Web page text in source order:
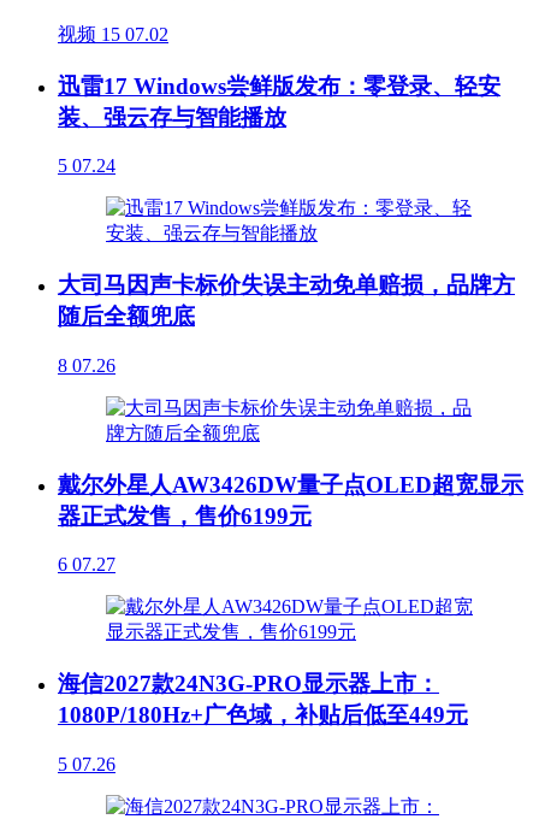
视频 15 07.02
迅雷17 Windows尝鲜版发布：零登录、轻安
装、强云存与智能播放
5 07.24
大司马因声卡标价失误主动免单赔损，品牌方
随后全额兜底
8 07.26
戴尔外星人AW3426DW量子点OLED超宽显示
器正式发售，售价6199元
6 07.27
海信2027款24N3G-PRO显示器上市：
1080P/180Hz+广色域，补贴后低至449元
5 07.26